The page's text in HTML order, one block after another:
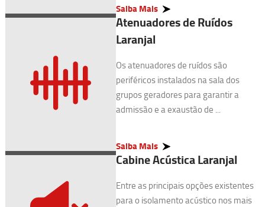
Saiba Mais
Atenuadores de Ruídos
Laranjal
Os atenuadores de ruídos são
periféricos instalados na sala dos
grupos geradores para garantir a
admissão e a exaustão de ...
Saiba Mais
Cabine Acústica Laranjal
Entre as principais opções existentes
para o isolamento acústico nos mais